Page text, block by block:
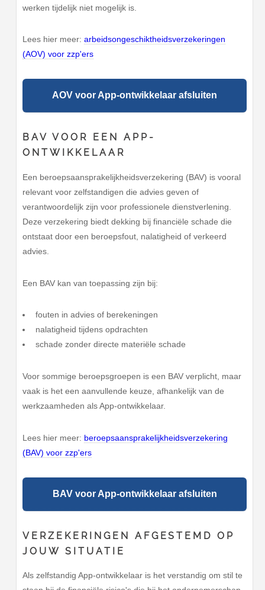
werken tijdelijk niet mogelijk is.
Lees hier meer:arbeidsongeschiktheidsverzekeringen
(AOV) voor zzp'ers
AOV voor App-ontwikkelaar afsluiten
BAV VOOR EEN APP-
ONTWIKKELAAR
Een beroepsaansprakelijkheidsverzekering (BAV) is vooral
relevant voor zelfstandigen die advies geven of
verantwoordelijk zijn voor professionele dienstverlening.
Deze verzekering biedt dekking bij financiële schade die
ontstaat door een beroepsfout, nalatigheid of verkeerd
advies.
Een BAV kan van toepassing zijn bij:
fouten in advies of berekeningen
nalatigheid tijdens opdrachten
schade zonder directe materiële schade
Voor sommige beroepsgroepen is een BAV verplicht, maar
vaak is het een aanvullende keuze, afhankelijk van de
werkzaamheden als App-ontwikkelaar.
Lees hier meer: beroepsaansprakelijkheidsverzekering
(BAV) voor zzp'ers
BAV voor App-ontwikkelaar afsluiten
VERZEKERINGEN AFGESTEMD OP
JOUW SITUATIE
Als zelfstandig App-ontwikkelaar is het verstandig om stil te